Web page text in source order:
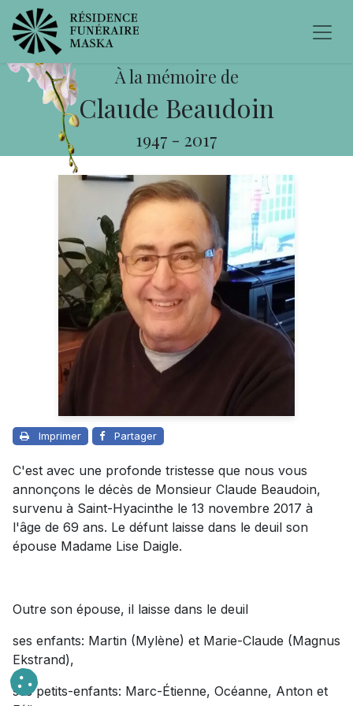
À la mémoire de
Claude Beaudoin
1947 - 2017
Imprimer Partager
C'est avec une profonde tristesse que nous vous
annonçons le décès de Monsieur Claude Beaudoin,
survenu à Saint-Hyacinthe le 13 novembre 2017 à
l'âge de 69 ans. Le défunt laisse dans le deuil son
épouse Madame Lise Daigle.
Outre son épouse, il laisse dans le deuil
ses enfants: Martin (Mylène) et Marie-Claude (Magnus
Ekstrand),
ses petits-enfants: Marc-Étienne, Océanne, Anton et